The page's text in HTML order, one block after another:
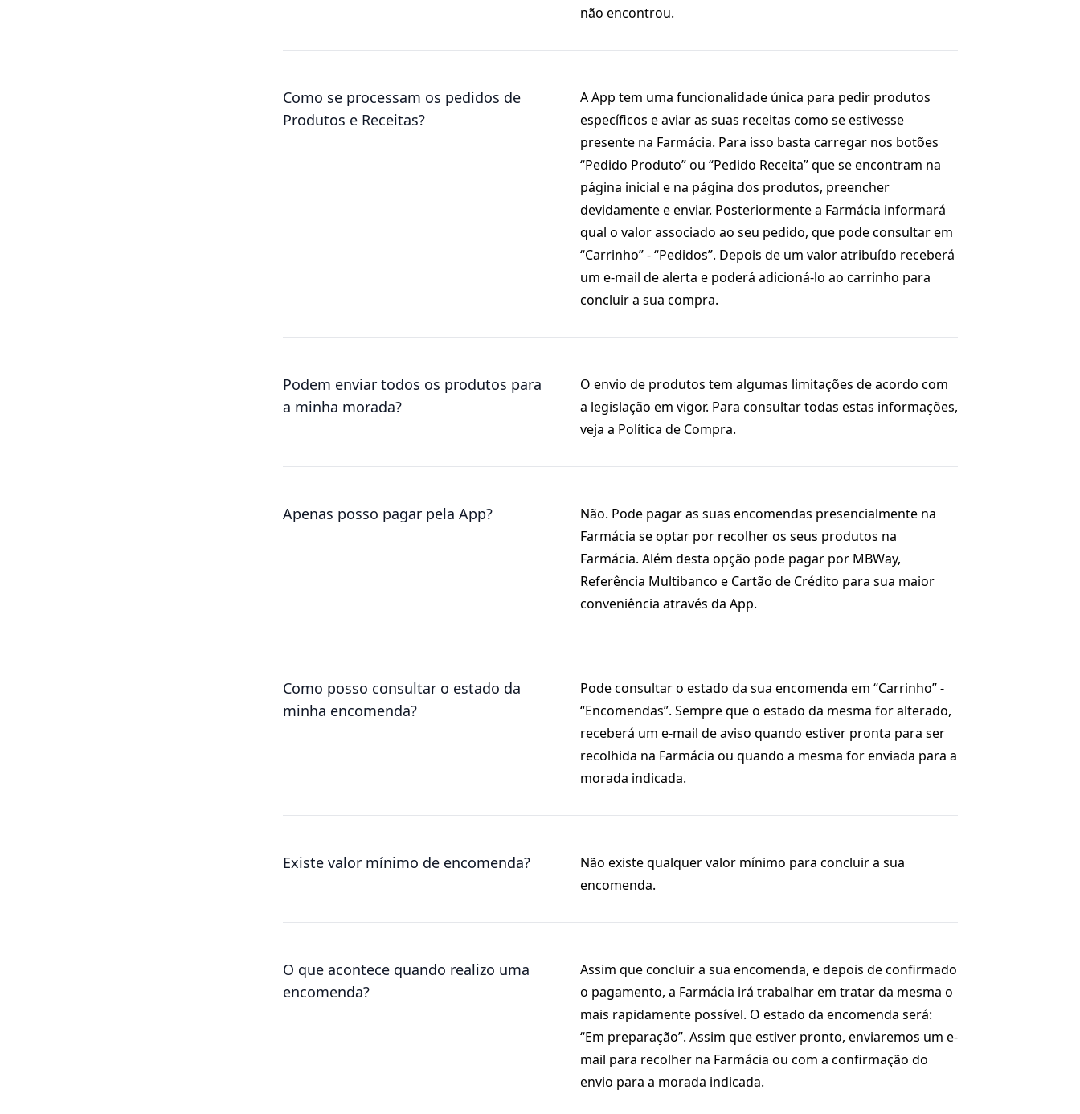
não encontrou.
Como se processam os pedidos de
Produtos e Receitas?
A App tem uma funcionalidade única para pedir produtos
específicos e aviar as suas receitas como se estivesse
presente na Farmácia. Para isso basta carregar nos botões
“Pedido Produto” ou “Pedido Receita” que se encontram na
página inicial e na página dos produtos, preencher
devidamente e enviar. Posteriormente a Farmácia informará
qual o valor associado ao seu pedido, que pode consultar em
“Carrinho” - “Pedidos”. Depois de um valor atribuído receberá
um e-mail de alerta e poderá adicioná-lo ao carrinho para
concluir a sua compra.
Podem enviar todos os produtos para
a minha morada?
O envio de produtos tem algumas limitações de acordo com
a legislação em vigor. Para consultar todas estas informações,
veja a Política de Compra.
Apenas posso pagar pela App?
Não. Pode pagar as suas encomendas presencialmente na
Farmácia se optar por recolher os seus produtos na
Farmácia. Além desta opção pode pagar por MBWay,
Referência Multibanco e Cartão de Crédito para sua maior
conveniência através da App.
Como posso consultar o estado da
minha encomenda?
Pode consultar o estado da sua encomenda em “Carrinho” -
“Encomendas”. Sempre que o estado da mesma for alterado,
receberá um e-mail de aviso quando estiver pronta para ser
recolhida na Farmácia ou quando a mesma for enviada para a
morada indicada.
Existe valor mínimo de encomenda?
Não existe qualquer valor mínimo para concluir a sua
encomenda.
O que acontece quando realizo uma
encomenda?
Assim que concluir a sua encomenda, e depois de confirmado
o pagamento, a Farmácia irá trabalhar em tratar da mesma o
mais rapidamente possível. O estado da encomenda será:
“Em preparação”. Assim que estiver pronto, enviaremos um e-
mail para recolher na Farmácia ou com a confirmação do
envio para a morada indicada.